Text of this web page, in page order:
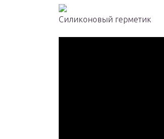
Силиконовый герметик